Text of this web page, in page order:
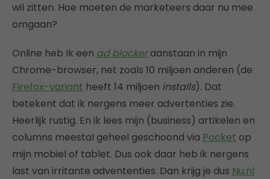
wil zitten. Hoe moeten de marketeers daar nu mee
omgaan?
Online heb Ik een ad blockeraanstaan in mijn
Chrome-browser, net zoals 10 miljoen anderen (de
Firefox-variant heeft 14 miljoen installs). Dat
betekent dat ik nergens meer advertenties zie.
Heerlijk rustig. En ik lees mijn (business) artikelen en
columns meestal geheel geschoond via Pocket op
mijn mobiel of tablet. Dus ook daar heb ik nergens
last van irritante advententies. Dan krijg je dus Nu.nl